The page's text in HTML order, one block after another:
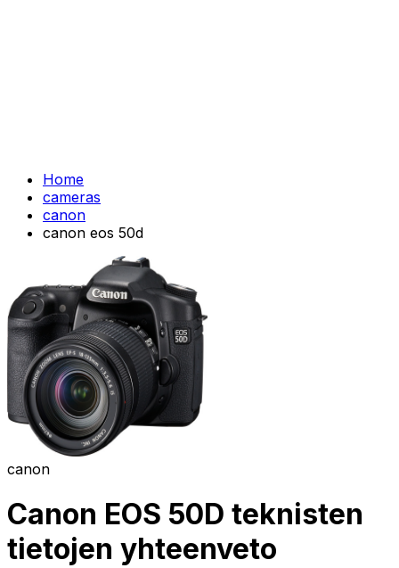
Home
cameras
canon
canon eos 50d
canon
Canon EOS 50D teknisten
tietojen yhteenveto